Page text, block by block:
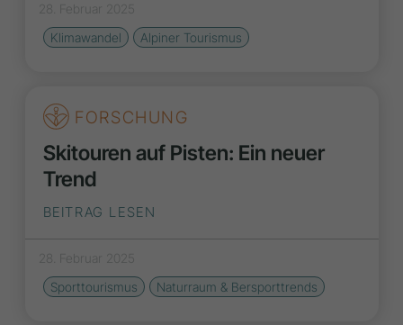
28. Februar 2025
Klimawandel
Alpiner Tourismus
FORSCHUNG
Skitouren auf Pisten: Ein neuer
Trend
BEITRAG LESEN
28. Februar 2025
Sporttourismus
Naturraum & Bersporttrends